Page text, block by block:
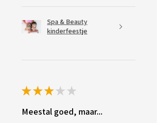
Spa & Beauty
kinderfeestje
★★★ ★ ★
Meestal goed, maar...